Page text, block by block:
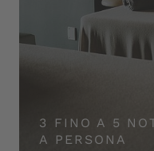
3 FINO A 5
A PERSONA